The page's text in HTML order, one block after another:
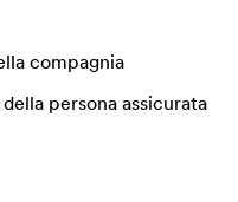
compagnia
persona assicurata